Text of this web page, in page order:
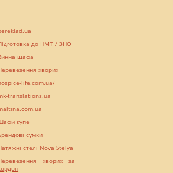
до НМТ / ЗНО
шафа
хворих
life.com.ua/
translations.ua
купе
сумки
стелі Nova Stelya
хворих за